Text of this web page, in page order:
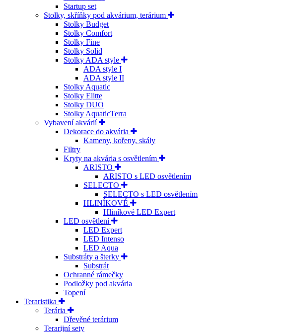
Startup set
Stolky, skříňky pod akvárium, terárium
Stolky Budget
Stolky Comfort
Stolky Fine
Stolky Solid
Stolky ADA style
ADA style I
ADA style II
Stolky Aquatic
Stolky Elitte
Stolky DUO
Stolky AquaticTerra
Vybavení akvárií
Dekorace do akvária
Kameny, kořeny, skály
Filtry
Kryty na akvária s osvětlením
ARISTO
ARISTO s LED osvětlením
SELECTO
SELECTO s LED osvětlením
HLINÍKOVÉ
Hliníkové LED Expert
LED osvětlení
LED Expert
LED Intenso
LED Aqua
Substráty a šterky
Substrát
Ochranné rámečky
Podložky pod akvária
Topení
Teraristika
Terária
Dřevěné terárium
Terarijní sety